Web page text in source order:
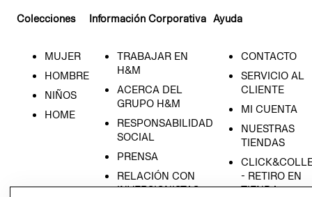
Colecciones
MUJER
HOMBRE
NIÑOS
HOME
Información Corporativa
TRABAJAR EN
H&M
ACERCA DEL
GRUPO H&M
RESPONSABILIDAD
SOCIAL
PRENSA
RELACIÓN CON
INVERSIONISTAS
Ayuda
CONTACTO
SERVICIO AL
CLIENTE
MI CUENTA
NUESTRAS
TIENDAS
- RETIRO EN
TIENDA